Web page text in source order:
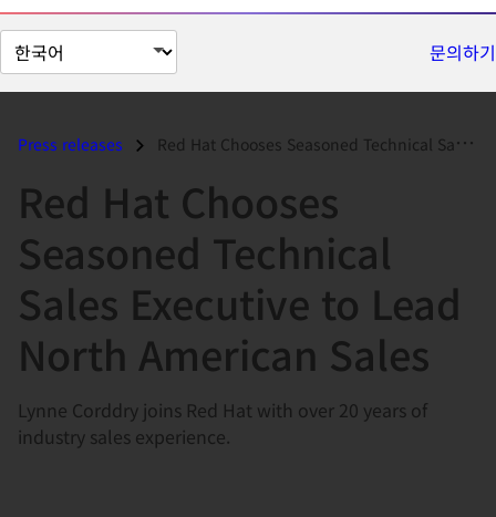
페
이
문의하기
Press releases Red Hat Chooses Seasoned Technical Sales Executive to Lead North Ameri...
Red Hat Chooses
Seasoned Technical
Sales Executive to Lead
North American Sales
Lynne Corddry joins Red Hat with over 20 years of
industry sales experience.